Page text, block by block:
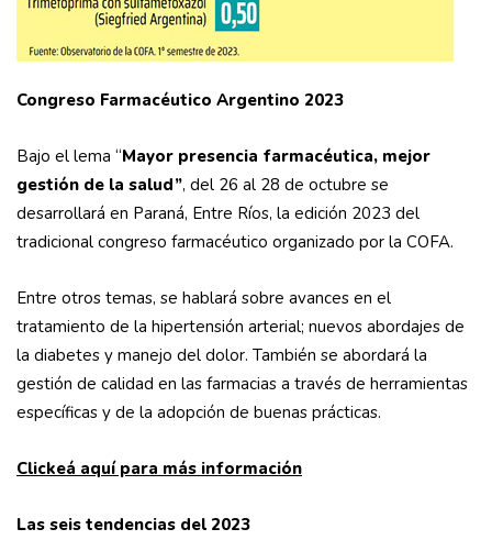
Congreso Farmacéutico Argentino 2023
Bajo el lema “Mayor presencia farmacéutica, mejor
gestión de la salud”, del 26 al 28 de octubre se
desarrollará en Paraná, Entre Ríos, la edición 2023 del
tradicional congreso farmacéutico organizado por la COFA.
Entre otros temas, se hablará sobre avances en el
tratamiento de la hipertensión arterial; nuevos abordajes de
la diabetes y manejo del dolor. También se abordará la
gestión de calidad en las farmacias a través de herramientas
específicas y de la adopción de buenas prácticas.
Clickeá aquí para más información
Las seis tendencias del 2023